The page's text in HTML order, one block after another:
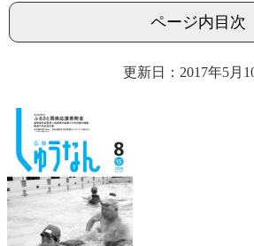
ページ内目次
更新日：2017年5月